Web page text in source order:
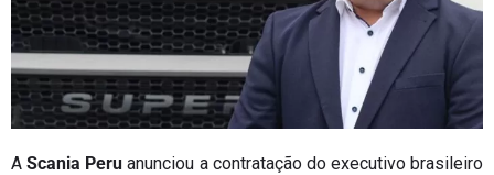
AScania Peru anunciou a contratação do executivo brasileiro